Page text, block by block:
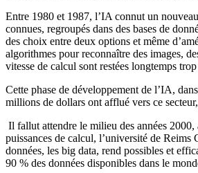
Entre 1980 et 1987, l’IA connut un
connues, regroupés dans des bases de
des choix entre deux options et même
algorithmes pour reconnaître des images,
vitesse de calcul sont restées longtemps
Cette phase de développement de l’IA,
millions de dollars ont afflué vers ce
Il fallut attendre le milieu des années 2000,
puissances de calcul, l’université de
données, les big data, rend possibles et
90 % des données disponibles dans le